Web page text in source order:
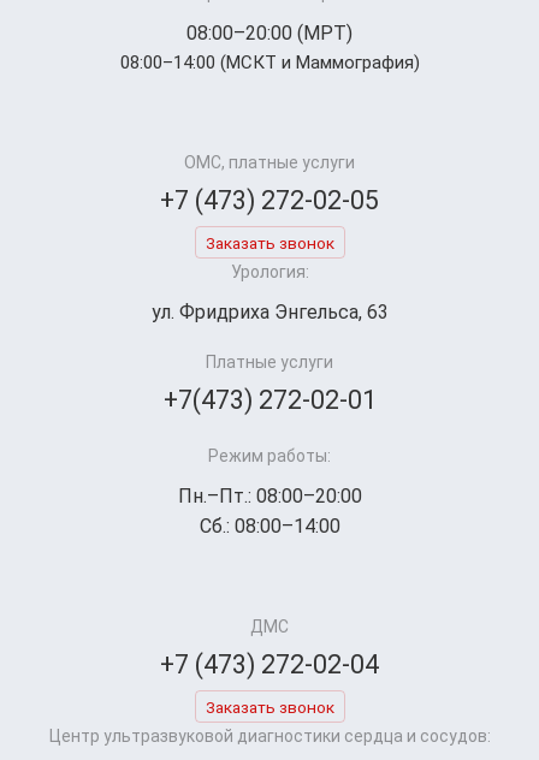
08:00–20:00 (МРТ)
08:00–14:00 (МСКТ и Маммография)
ОМС, платные услуги
+7 (473) 272-02-05
Заказать звонок
Урология:
ул. Фридриха Энгельса, 63
Платные услуги
+7(473) 272-02-01
Режим работы:
Пн.–Пт.: 08:00–20:00
Сб.: 08:00–14:00
ДМС
+7 (473) 272-02-04
Заказать звонок
Центр ультразвуковой диагностики сердца и сосудов: